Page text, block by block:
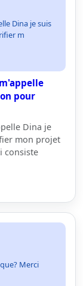
Dina je suis
m
pour
Dina je
mon projet
consiste
Merci